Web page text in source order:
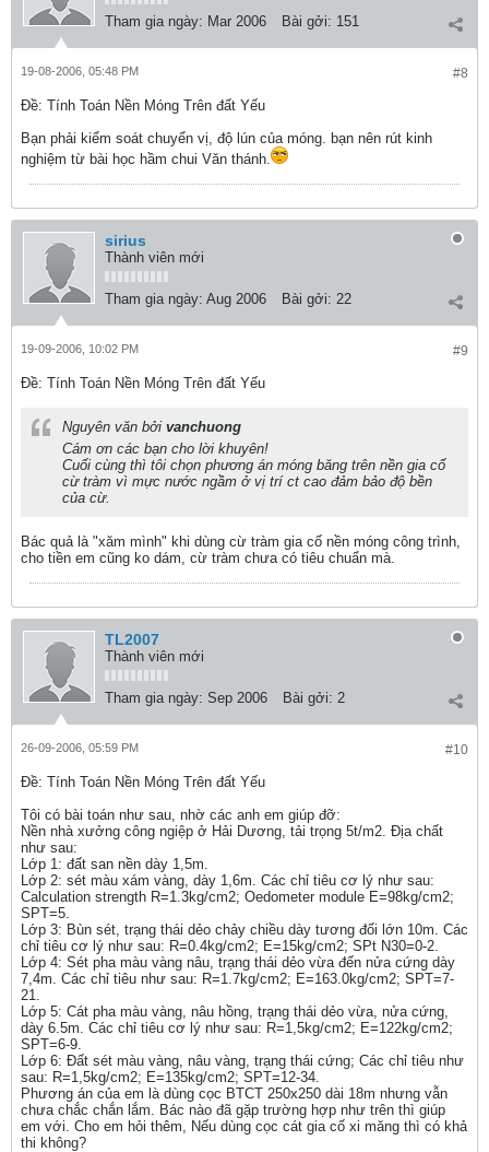
Tham gia ngày: Mar 2006 Bài gởi: 151
#8
19-08-2006, 05:48 PM
Ðề: Tính Toán Nền Móng Trên đất Yếu
Bạn phải kiểm soát chuyển vị, độ lún của móng. bạn nên rút kinh
nghiệm từ bài học hầm chui Văn thánh.
sirius
Thành viên mới
Tham gia ngày: Aug 2006 Bài gởi: 22
#9
19-09-2006, 10:02 PM
Ðề: Tính Toán Nền Móng Trên đất Yếu
Nguyên văn bởi vanchuong
Cám ơn các bạn cho lời khuyên!
Cuối cùng thì tôi chọn phương án móng băng trên nền gia cố
cừ tràm vì mực nước ngầm ở vị trí ct cao đảm bảo độ bền
của cừ.
Bác quả là "xăm mình" khi dùng cừ tràm gia cố nền móng công trình,
cho tiền em cũng ko dám, cừ tràm chưa có tiêu chuẩn mà.
TL2007
Thành viên mới
Tham gia ngày: Sep 2006 Bài gởi: 2
#10
26-09-2006, 05:59 PM
Ðề: Tính Toán Nền Móng Trên đất Yếu
Tôi có bài toán như sau, nhờ các anh em giúp đỡ:
Nền nhà xưởng công ngiệp ở Hải Dương, tải trọng 5t/m2. Địa chất
như sau:
Lớp 1: đất san nền dày 1,5m.
Lớp 2: sét màu xám vàng, dày 1,6m. Các chỉ tiêu cơ lý như sau:
Calculation strength R=1.3kg/cm2; Oedometer module E=98kg/cm2;
SPT=5.
Lớp 3: Bùn sét, trạng thái dẻo chảy chiều dày tương đối lớn 10m. Các
chỉ tiêu cơ lý như sau: R=0.4kg/cm2; E=15kg/cm2; SPt N30=0-2.
Lớp 4: Sét pha màu vàng nâu, trạng thái dẻo vừa đến nửa cứng dày
7,4m. Các chỉ tiêu như sau: R=1.7kg/cm2; E=163.0kg/cm2; SPT=7-
21.
Lớp 5: Cát pha màu vàng, nâu hồng, trạng thái dẻo vừa, nửa cứng,
dày 6.5m. Các chỉ tiêu cơ lý như sau: R=1,5kg/cm2; E=122kg/cm2;
SPT=6-9.
Lớp 6: Đất sét màu vàng, nâu vàng, trạng thái cứng; Các chỉ tiêu như
sau: R=1,5kg/cm2; E=135kg/cm2; SPT=12-34.
Phương án của em là dùng cọc BTCT 250x250 dài 18m nhưng vẫn
chưa chắc chắn lắm. Bác nào đã gặp trường hợp như trên thì giúp
em với. Cho em hỏi thêm, Nếu dùng cọc cát gia cố xi măng thì có khả
thi không?